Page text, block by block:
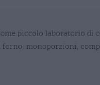
piccolo laboratorio
monoporzioni,